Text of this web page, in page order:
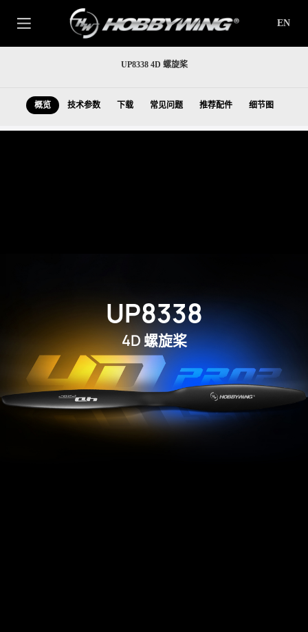
EN
UP8338 4D 螺旋桨
概览 技术参数 下载 常见问题 推荐配件 细节图
UP8338
4D螺旋桨